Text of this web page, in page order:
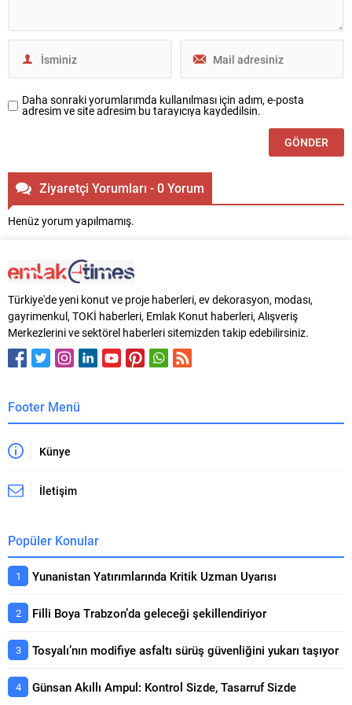
Daha sonraki yorumlarımda kullanılması için adım, e-posta
adresim ve site adresim bu tarayıcıya kaydedilsin.
Ziyaretçi Yorumları - 0 Yorum
Henüz yorum yapılmamış.
Türkiye'de yeni konut ve proje haberleri, ev dekorasyon, modası,
gayrimenkul, TOKİ haberleri, Emlak Konut haberleri, Alışveriş
Merkezlerini ve sektörel haberleri sitemizden takip edebilirsiniz.
Footer Menü
Künye
İletişim
Popüler Konular
Yunanistan Yatırımlarında Kritik Uzman Uyarısı
Filli Boya Trabzon’da geleceği şekillendiriyor
Tosyalı’nın modifiye asfaltı sürüş güvenliğini yukarı taşıyor
Günsan Akıllı Ampul: Kontrol Sizde, Tasarruf Sizde